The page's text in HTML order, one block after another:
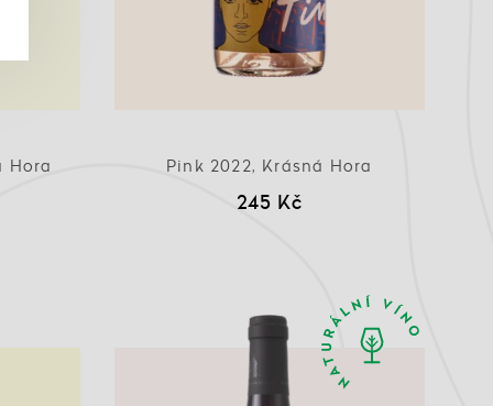
Hora Pink 2022, Krásná Hora
245 Kč